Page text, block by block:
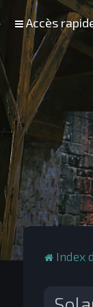
Accès
Index